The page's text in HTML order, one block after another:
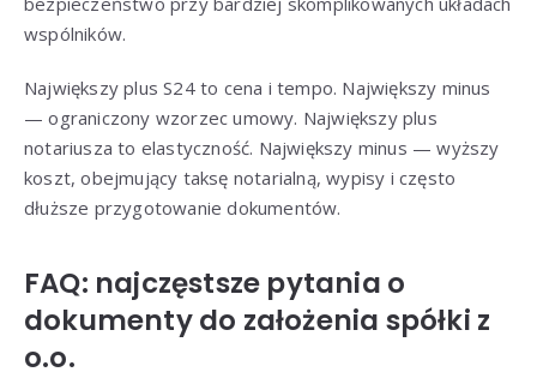
wspólników.
Największy plus S24 to cena i tempo. Największy minus
— ograniczony wzorzec umowy. Największy plus
notariusza to elastyczność. Największy minus — wyższy
koszt, obejmujący taksę notarialną, wypisy i często
dłuższe przygotowanie dokumentów.
FAQ: najczęstsze pytania o
dokumenty do założenia spółki z
o.o.